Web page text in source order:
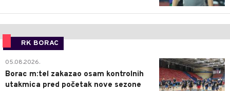
RK BORAC
0
05.08.2026.
Borac m:tel zakazao osam kontrolnih
utakmica pred početak nove sezone